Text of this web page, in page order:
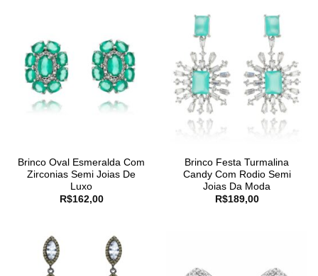
Brinco Oval Esmeralda Com
Zirconias Semi Joias De
Luxo
R$162,00
Brinco Festa Turmalina
Candy Com Rodio Semi
Joias Da Moda
R$189,00